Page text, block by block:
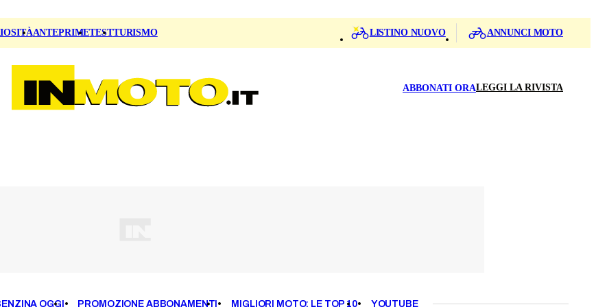
ANTEPRIMETESTTURISMO LISTINO NUOVO ANNUNCI MOTO
ABBONATI ORALEGGI LA RIVISTA
OGGI PROMOZIONE ABBONAMENTI MIGLIORI MOTO: LE TOP 10 YOUTUBE